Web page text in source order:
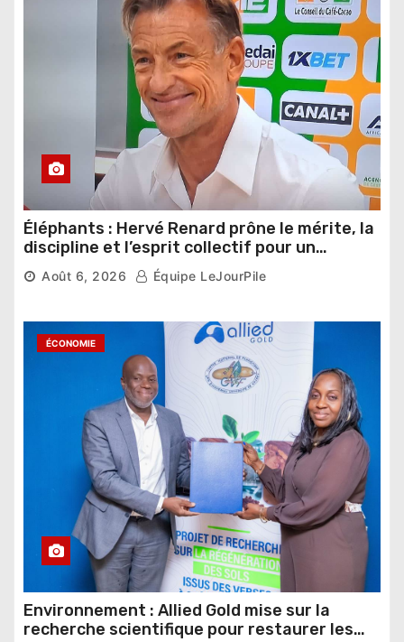
Éléphants : Hervé Renard prône le mérite, la
discipline et l’esprit collectif pour un
nouveau départ
Août 6, 2026 Équipe LeJourPile
ÉCONOMIE
Environnement : Allied Gold mise sur la
recherche scientifique pour restaurer les